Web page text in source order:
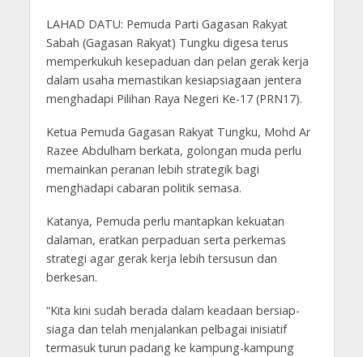
LAHAD DATU: Pemuda Parti Gagasan Rakyat
Sabah (Gagasan Rakyat) Tungku digesa terus
memperkukuh kesepaduan dan pelan gerak kerja
dalam usaha memastikan kesiapsiagaan jentera
menghadapi Pilihan Raya Negeri Ke-17 (PRN17).
Ketua Pemuda Gagasan Rakyat Tungku, Mohd Ar
Razee Abdulham berkata, golongan muda perlu
memainkan peranan lebih strategik bagi
menghadapi cabaran politik semasa.
Katanya, Pemuda perlu mantapkan kekuatan
dalaman, eratkan perpaduan serta perkemas
strategi agar gerak kerja lebih tersusun dan
berkesan.
“Kita kini sudah berada dalam keadaan bersiap-
siaga dan telah menjalankan pelbagai inisiatif
termasuk turun padang ke kampung-kampung